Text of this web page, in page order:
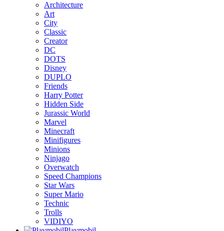
Architecture
Art
City
Classic
Creator
DC
DOTS
Disney
DUPLO
Friends
Harry Potter
Hidden Side
Jurassic World
Marvel
Minecraft
Minifigures
Minions
Ninjago
Overwatch
Speed Champions
Star Wars
Super Mario
Technic
Trolls
VIDIYO